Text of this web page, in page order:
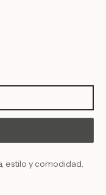
estilo y comodidad.